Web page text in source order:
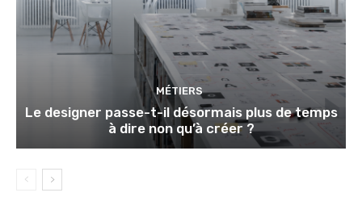
MÉTIERS
Le designer passe-t-il désormais plus de temps
à dire non qu’à créer ?